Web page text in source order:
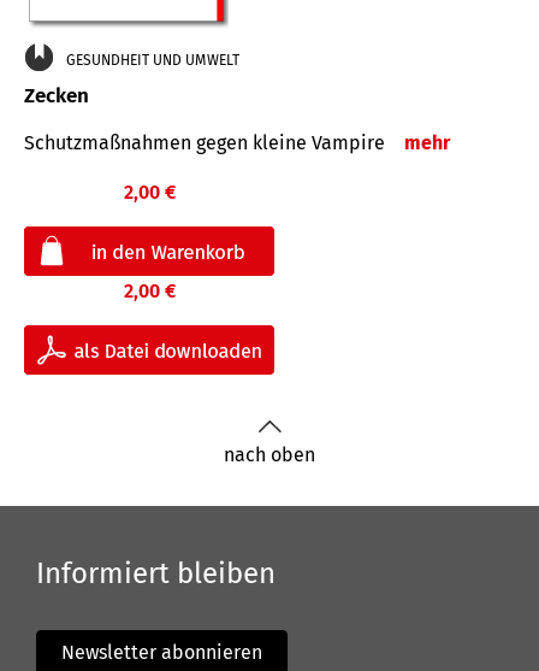
GESUNDHEIT UND UMWELT
Zecken
Schutz­maß­nahmen gegen kleine Vampire mehr
2,00 €
2,00 €
nach oben
Informiert bleiben
Newsletter abonnieren